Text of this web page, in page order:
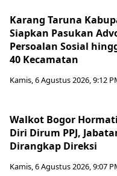
Karang Taruna
Siapkan Pasukan
Persoalan Sosial
40 Kecamatan
Kamis, 6 Agustus 2026, 9:12
Walkot Bogor
Diri Dirum PPJ,
Dirangkap Direksi
Kamis, 6 Agustus 2026, 9:07